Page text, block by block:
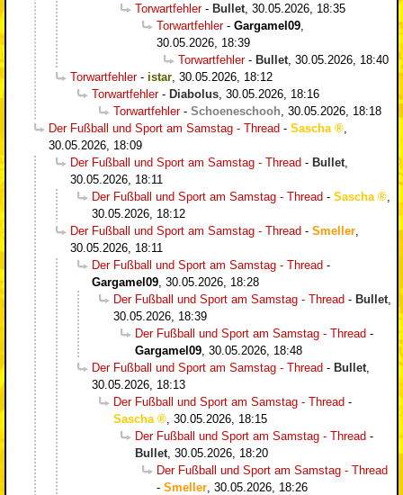
Torwartfehler- Bullet 30.05.2026, 18:35
Torwartfehler- Gargamel09
30.05.2026, 18:39
Torwartfehler- Bullet 30.05.2026, 18:40
Torwartfehler- istar 30.05.2026, 18:12
Torwartfehler- Diabolus 30.05.2026, 18:16
Torwartfehler- Schoeneschooh 30.05.2026, 18:18
Der Fußball und Sport am Samstag - Thread - Sascha
30.05.2026, 18:09
Der Fußball und Sport am Samstag - Thread - Bullet
30.05.2026, 18:11
Der Fußball und Sport am Samstag - Thread - Sascha
30.05.2026, 18:12
Der Fußball und Sport am Samstag - Thread - Smeller
30.05.2026, 18:11
Der Fußball und Sport am Samstag - Thread -
Gargamel09 30.05.2026, 18:28
Der Fußball und Sport am Samstag - Thread - Bullet
30.05.2026, 18:39
Der Fußball und Sport am Samstag - Thread -
Gargamel09 30.05.2026, 18:48
Der Fußball und Sport am Samstag - Thread - Bullet
30.05.2026, 18:13
Der Fußball und Sport am Samstag - Thread -
Sascha
30.05.2026, 18:15
Der Fußball und Sport am Samstag - Thread -
Bullet 30.05.2026, 18:20
Der Fußball und Sport am Samstag - Thread
- Smeller 30.05.2026, 18:26